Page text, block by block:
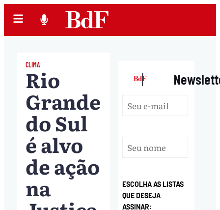
CLIMA
Rio
Grande
do Sul
é alvo
de ação
na
|
ESCOLHA AS LISTAS
QUE DESEJA
ASSINAR: